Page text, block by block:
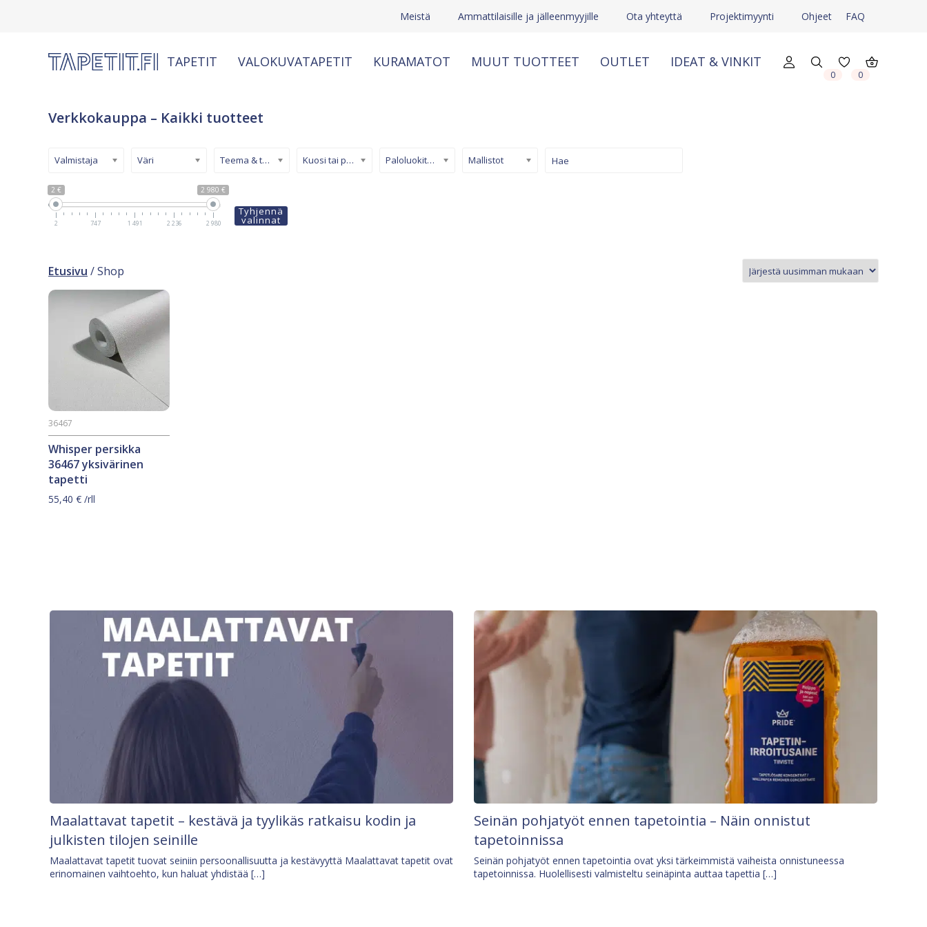
Meistä Ammattilaisille ja jälleenmyyjille Ota yhteyttä Projektimyynti Ohjeet FAQ
TAPETIT VALOKUVATAPETIT KURAMATOT MUUT TUOTTEET OUTLET IDEAT & VINKIT
0 0
Verkkokauppa – Kaikki tuotteet
2 € 2 980 €
2 747 1 491 2 236 2 980
Valmistaja Väri Teema & tyyli Kuosi tai pinta Paloluokiteltu tapetti Mallistot
Tyhjennä
valinnat
Etusivu / Shop
Whisper persikka
36467 yksivärinen
tapetti
36467
55,40 € /rll
Maalattavat tapetit – kestävä ja tyylikäs ratkaisu kodin ja
julkisten tilojen seinille
Maalattavat tapetit tuovat seiniin persoonallisuutta ja kestävyyttä Maalattavat tapetit ovat
erinomainen vaihtoehto, kun haluat yhdistää […]
Seinän pohjatyöt ennen tapetointia – Näin onnistut
tapetoinnissa
Seinän pohjatyöt ennen tapetointia ovat yksi tärkeimmistä vaiheista onnistuneessa
tapetoinnissa. Huolellisesti valmisteltu seinäpinta auttaa tapettia […]